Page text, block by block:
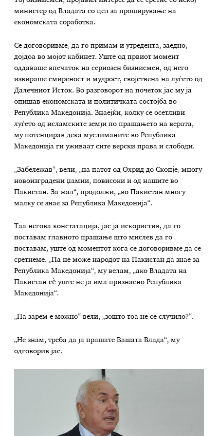
министер од Владата со цел за проширување на
економската соработка.
Се договоривме, да го примам и утредента, заедно,
дојдоа во мојот кабинет. Уште од првиот момент
оддаваше впечаток на сериозен бизнисмен, од него
извираше смиреност и мудрост, својствена на луѓето од
Далечниот Исток. Во разговорот на почеток јас му ја
опишав економската и политичката состојба во
Република Македонија. Знаејќи, колку се осетливи
луѓето од исламските земји по прашањето на верата,
му потенцирав дека муслиманите во Република
Македонија ги уживаат сите верски права и слободи.
„Забележав“, вели, „на патот од Охрид до Скопје, многу
новоизградени џамии, повисоки и од нашите во
Пакистан. За жал“, продолжи, „во Пакистан многу
малку се знае за Република Македонија“.
Таа негова констатација, јас ја искористив, да го
поставам главното прашање што мислев да го
поставам, уште од моментот кога се договоривме да се
сретнеме. „Па не може народот на Пакистан да знае за
Република Македонија“, му велам, „ако Владата на
Пакистан сè уште не ја има признаено Република
Македонија“.
„Па зарем е можно“ вели, „зошто тоа не се случило?“.
„Не знам, треба да ја прашате Вашата Влада“, му
одговорив јас.